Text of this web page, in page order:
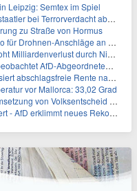
Leipzig: Semtex im Spiel
bei Terrorverdacht abschieben
zu Straße von Hormus
Anschläge an Flughäfen
durch Niedrigwasser
AfD-Abgeordneten Nolte
Rente nach 45 Jahren
vor Mallorca: 33,02 Grad
von Volksentscheid auf
AfD erklimmt neues Rekordhoch